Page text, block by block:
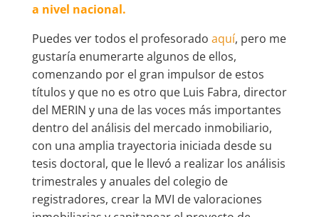
a nivel nacional.
Puedes ver todos el profesorado aquí, pero me
gustaría enumerarte algunos de ellos,
comenzando por el gran impulsor de estos
títulos y que no es otro que Luis Fabra, director
del MERIN y una de las voces más importantes
dentro del análisis del mercado inmobiliario,
con una amplia trayectoria iniciada desde su
tesis doctoral, que le llevó a realizar los análisis
trimestrales y anuales del colegio de
registradores, crear la MVI de valoraciones